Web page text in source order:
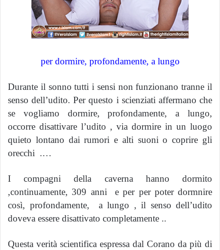
per dormire, profondamente, a lungo
Durante il sonno tutti i sensi non funzionano tranne il
senso dell’udito. Per questo i scienziati affermano che
se vogliamo dormire, profondamente, a lungo,
occorre disattivare l’udito , via dormire in un luogo
quieto lontano dai rumori e alti suoni o coprire gli
orecchi .…
I compagni della caverna hanno dormito
,continuamente, 309 anni e per per poter dormnire
così, profondamente, a lungo , il senso dell’udito
doveva essere disattivato completamente ..
Questa verità scientifica espressa dal Corano da più di